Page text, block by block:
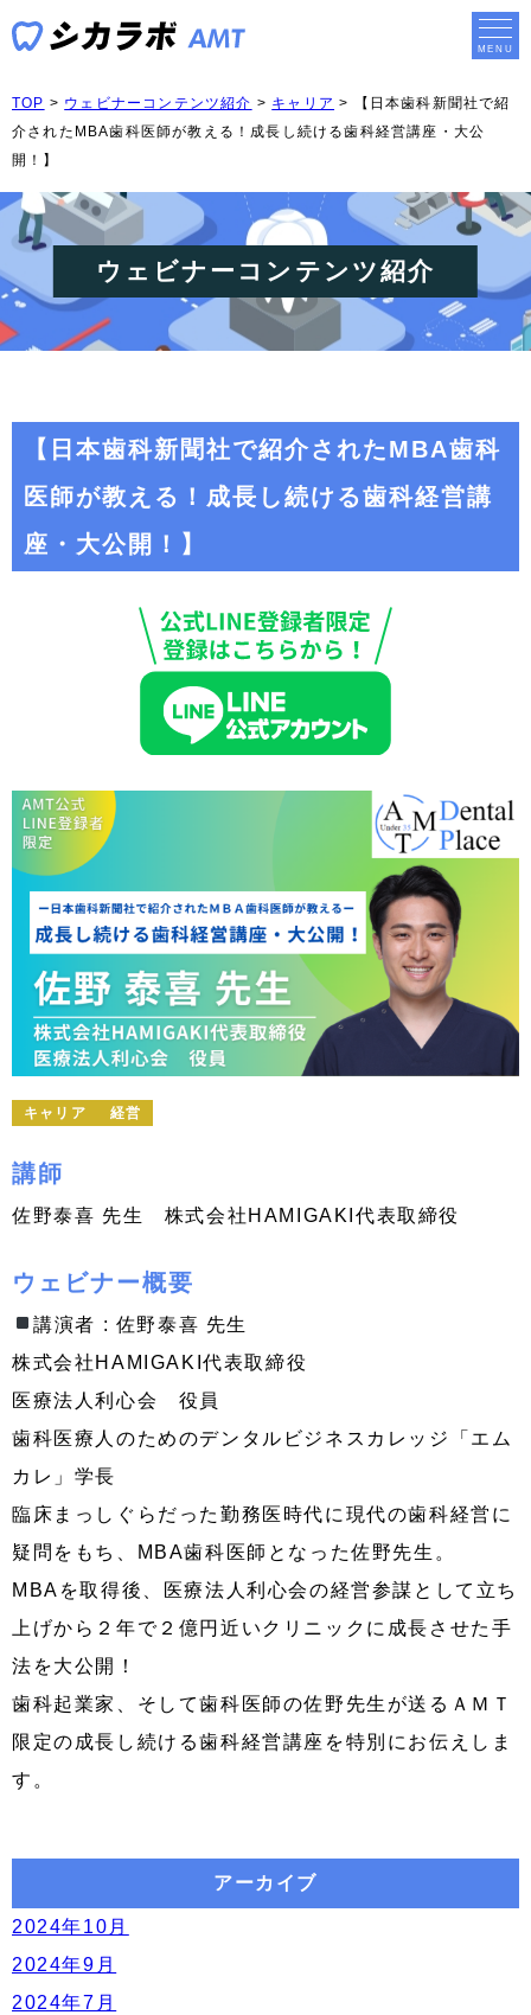
TOP > ウェビナーコンテンツ紹介 > キャリア >
【日本歯科新聞社で紹
介されたMBA歯科医師が教える！成長し続ける歯科経営講座・大公
開！】
ウェビナーコンテンツ紹介
【日本歯科新聞社で紹介されたMBA歯科
医師が教える！成長し続ける歯科経営講
座・大公開！】
キャリア 経営
講師
佐野泰喜 先生 株式会社HAMIGAKI代表取締役
ウェビナー概要
講演者 : 佐野泰喜 先生
株式会社HAMIGAKI代表取締役
医療法人利心会 役員
歯科医療人のためのデンタルビジネスカレッジ「エム
カレ」学長
臨床まっしぐらだった勤務医時代に現代の歯科経営に
疑問をもち、MBA歯科医師となった佐野先生。
MBAを取得後、医療法人利心会の経営参謀として立ち
上げから２年で２億円近いクリニックに成長させた手
法を大公開！
歯科起業家、そして歯科医師の佐野先生が送るＡＭＴ
限定の成長し続ける歯科経営講座を特別にお伝えしま
す。
アーカイブ
2024年10月
2024年9月
2024年7月